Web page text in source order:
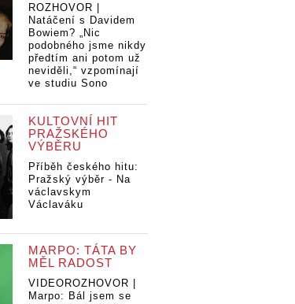
ROZHOVOR |
Natáčení s Davidem
Bowiem? „Nic
podobného jsme nikdy
předtím ani potom už
neviděli,“ vzpomínají
ve studiu Sono
KULTOVNÍ HIT
PRAŽSKÉHO
VÝBĚRU
Příběh českého hitu:
Pražský výběr - Na
václavskym
Václaváku
MARPO: TÁTA BY
MĚL RADOST
VIDEOROZHOVOR |
Marpo: Bál jsem se